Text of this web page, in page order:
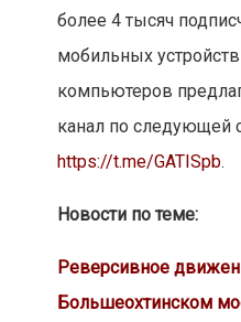
более 4 тысяч
мобильных
компьютеров
канал по следующей
https://t.me/GATISpb.
Новости по теме:
Реверсивное
Большеохтинском